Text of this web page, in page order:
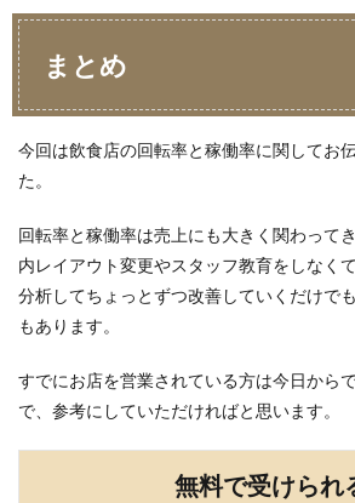
まとめ
今回は飲食店の回転率と稼働率に関してお
た。
回転率と稼働率は売上にも大きく関わって
内レイアウト変更やスタッフ教育をしなく
分析してちょっとずつ改善していくだけで
もあります。
すでにお店を営業されている方は今日から
で、参考にしていただければと思います。
無料で受けられ